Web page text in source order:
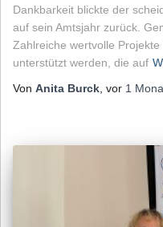
Dankbarkeit blickte der
auf sein Amtsjahr zurück.
Zahlreiche wertvolle
unterstützt werden, die auf
Von Anita Burck, vor 1